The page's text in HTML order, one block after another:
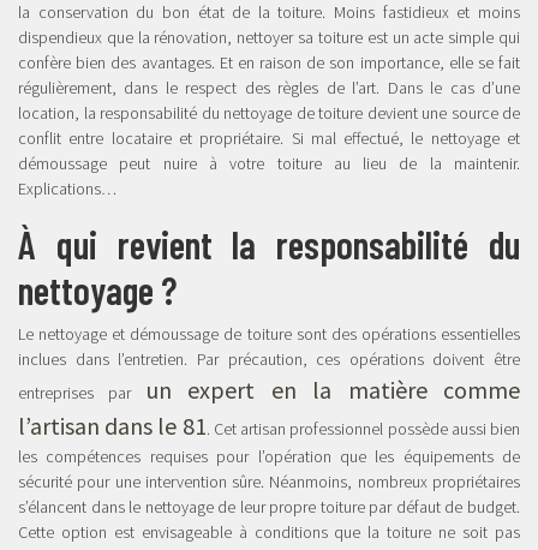
la conservation du bon état de la toiture. Moins fastidieux et moins
dispendieux que la rénovation, nettoyer sa toiture est un acte simple qui
confère bien des avantages. Et en raison de son importance, elle se fait
régulièrement, dans le respect des règles de l’art. Dans le cas d’une
location, la responsabilité du nettoyage de toiture devient une source de
conflit entre locataire et propriétaire. Si mal effectué, le nettoyage et
démoussage peut nuire à votre toiture au lieu de la maintenir.
Explications…
À qui revient la responsabilité du
nettoyage ?
Le nettoyage et démoussage de toiture sont des opérations essentielles
inclues dans l’entretien. Par précaution, ces opérations doivent être
entreprises par un expert en la matière comme
l’artisan dans le 81. Cet artisan professionnel possède aussi bien
les compétences requises pour l’opération que les équipements de
sécurité pour une intervention sûre. Néanmoins, nombreux propriétaires
s’élancent dans le nettoyage de leur propre toiture par défaut de budget.
Cette option est envisageable à conditions que la toiture ne soit pas